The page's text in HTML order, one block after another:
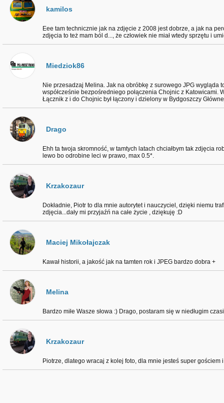
kamilos
Eee tam technicznie jak na zdjęcie z 2008 jest dobrze, a jak na
zdjęcia to też mam ból d..., że człowiek nie miał wtedy sprzętu i
Miedziok86
Nie przesadzaj Melina. Jak na obróbkę z surowego JPG wygląda
współcześnie bezpośredniego połączenia Chojnic z Katowicami.
Łącznik z i do Chojnic był łączony i dzielony w Bydgoszczy
Drago
Ehh ta twoja skromność, w tamtych latach chciałbym tak zdjęcia
lewo bo odrobine leci w prawo, max 0.5*.
Krzakozaur
Dokładnie, Piotr to dla mnie autorytet i nauczyciel, dzięki niemu
zdjęcia...dały mi przyjaźń na całe życie , dziękuję :D
Maciej Mikołajczak
Kawał historii, a jakość jak na tamten rok i JPEG bardzo dobra +
Melina
Bardzo miłe Wasze słowa :) Drago, postaram się w niedługim
Krzakozaur
Piotrze, dlatego wracaj z kolej foto, dla mnie jesteś super